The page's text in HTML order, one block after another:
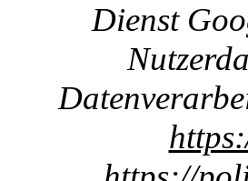
Dienst